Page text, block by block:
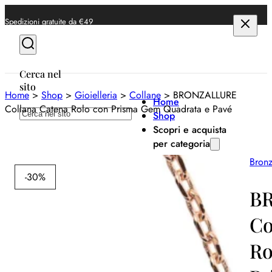
Spedizioni gratuite da €49
Cerca nel
sito
Cerca
Home
Shop
Scopri e acquista
per categoria
Anelli
Bracciali
Collane
Orecchini
Home> Shop > Gioielleria > Collane > BRONZALLURE
Collana Catena Rolo con Prisma Gem Quadrata e Pavé
-30%